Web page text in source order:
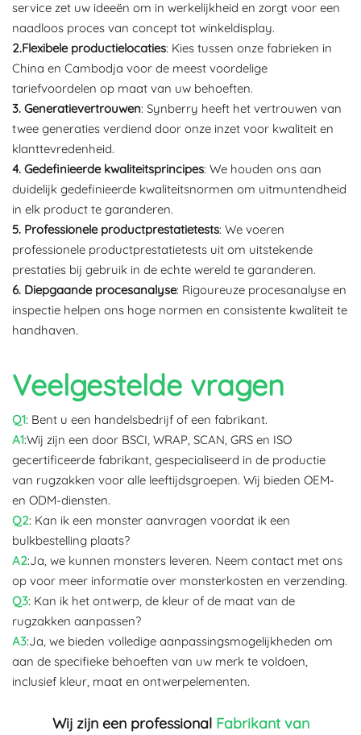
service zet uw ideeën om in werkelijkheid en zorgt voor een
naadloos proces van concept tot winkeldisplay.
2.Flexibele productielocaties: Kies tussen onze fabrieken in
China en Cambodja voor de meest voordelige
tariefvoordelen op maat van uw behoeften.
3. Generatievertrouwen: Synberry heeft het vertrouwen van
twee generaties verdiend door onze inzet voor kwaliteit en
klanttevredenheid.
4. Gedefinieerde kwaliteitsprincipes: We houden ons aan
duidelijk gedefinieerde kwaliteitsnormen om uitmuntendheid
in elk product te garanderen.
5. Professionele productprestatietests: We voeren
professionele productprestatietests uit om uitstekende
prestaties bij gebruik in de echte wereld te garanderen.
6. Diepgaande procesanalyse: Rigoureuze procesanalyse en
inspectie helpen ons hoge normen en consistente kwaliteit te
handhaven.
Veelgestelde vragen
Q1: Bent u een handelsbedrijf of een fabrikant.
A1:Wij zijn een door BSCI, WRAP, SCAN, GRS en ISO
gecertificeerde fabrikant, gespecialiseerd in de productie
van rugzakken voor alle leeftijdsgroepen. Wij bieden OEM-
en ODM-diensten.
Q2: Kan ik een monster aanvragen voordat ik een
bulkbestelling plaats?
A2:Ja, we kunnen monsters leveren. Neem contact met ons
op voor meer informatie over monsterkosten en verzending.
Q3: Kan ik het ontwerp, de kleur of de maat van de
rugzakken aanpassen?
A3:Ja, we bieden volledige aanpassingsmogelijkheden om
aan de specifieke behoeften van uw merk te voldoen,
inclusief kleur, maat en ontwerpelementen.
Wij zijn een professional Fabrikant van